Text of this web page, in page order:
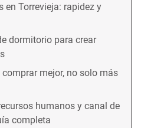
en Torrevieja: rapidez y
dormitorio para crear
mejor, no solo más
humanos y canal de
completa